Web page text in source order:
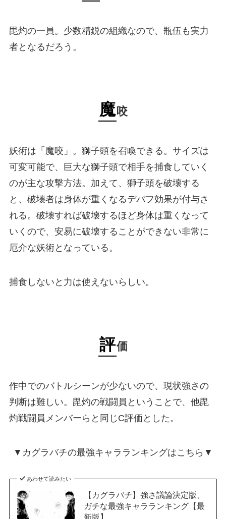
毘灼の一員。少数精鋭の組織なので、瓶伍も実力
者となるだろう。
魔咬
妖術は「魔咬」。獅子頭を召喚できる。サイズは
可変可能で、巨大な獅子頭で相手を捕食していく
のが主な攻撃方法。加えて、獅子頭を破壊する
と、破壊者は身体が重くなるデバフ効果が付与さ
れる。破壊すれば破壊するほど身体は重くなって
いくので、安易に破壊することができない非常に
厄介な妖術となっている。
捕食しないと力は使えないらしい。
評価
作中でのバトルシーンが少ないので、現状強さの
判断は難しい。毘灼の戦闘員ということで、他毘
灼戦闘員メンバーらと同じC評価とした。
▼カグラバチの最強キャラランキングはこちら▼
あわせて読みたい
【カグラバチ】強さ議論決定版、
ガチな最強キャラランキング【最
新版】